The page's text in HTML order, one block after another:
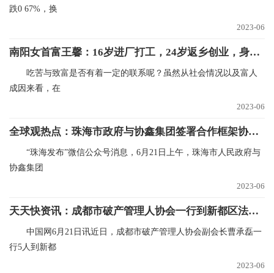
跌0 67%，换
2023-06
南阳女首富王馨：16岁进厂打工，24岁返乡创业，身价122亿 世界实时
吃苦与致富是否有着一定的联系呢？虽然从社会情况以及富人
成因来看，在
2023-06
全球观热点：珠海市政府与协鑫集团签署合作框架协议，推动储能电芯等产业项目合作
“珠海发布”微信公众号消息，6月21日上午，珠海市人民政府与
协鑫集团
2023-06
天天快资讯：成都市破产管理人协会一行到新都区法院调研交流
中国网6月21日讯近日，成都市破产管理人协会副会长曹承磊一
行5人到新都
2023-06